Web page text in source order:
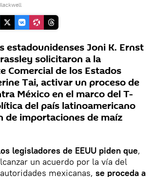
estadounidenses Joni K. Ernst
solicitaron a la
Comercial de los Estados
Tai, activar un proceso de
México en el marco del T-
del país latinoamericano
de importaciones de maíz
legisladores de EEUU piden que,
un acuerdo por la vía del
mexicanas, se proceda a